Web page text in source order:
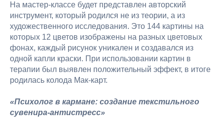
На мастер-классе будет представлен авторский
инструмент, который родился не из теории, а из
художественного исследования. Это 144 картины на
которых 12 цветов изображены на разных цветовых
фонах, каждый рисунок уникален и создавался из
одной капли краски. При использовании картин в
терапии был выявлен положительный эффект, в итоге
родилась колода Мак-карт.
«Психолог в кармане: создание текстильного
сувенира-антистресс»